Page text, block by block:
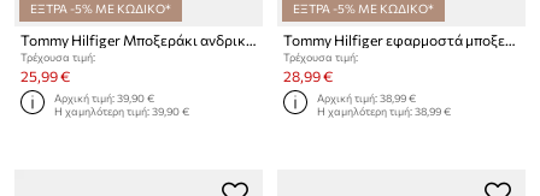
ΕΞΤΡΑ -5% ΜΕ ΚΩΔΙΚΟ*
Tommy Hilfiger Μποξεράκι ανδρικό βαμβακερό με ελαστάν 3-pack
Τρέχουσα τιμή:
25,99 €
Αρχική τιμή:39,90 €
Η χαμηλότερη τιμή:39,90 €
ΕΞΤΡΑ -5% ΜΕ ΚΩΔΙΚΟ*
Tommy Hilfiger εφαρμοστά μποξεράκια Ανδρικά βαμβάκι με ελαστάν 3-pack
Τρέχουσα τιμή:
28,99 €
Αρχική τιμή:38,99 €
Η χαμηλότερη τιμή:38,99 €